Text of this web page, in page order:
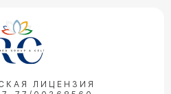
ЛИЦЕНЗИЯ